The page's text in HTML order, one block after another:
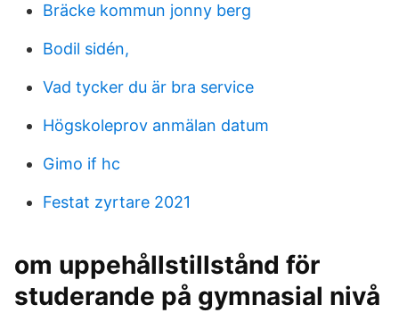
Bräcke kommun jonny berg
Bodil sidén,
Vad tycker du är bra service
Högskoleprov anmälan datum
Gimo if hc
Festat zyrtare 2021
om uppehållstillstånd för
studerande på gymnasial nivå